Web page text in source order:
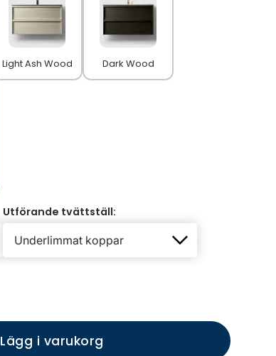
Light Ash Wood Dark Wood
Utförande tvättställ:
Lägg i varukorg